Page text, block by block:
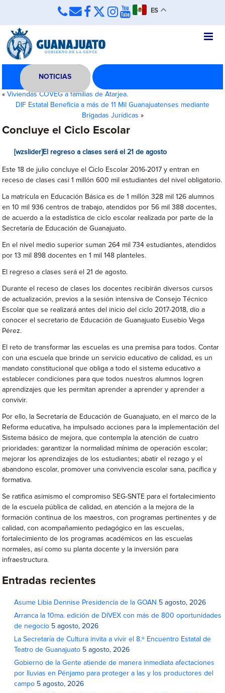
ES
NOTICIAS
«Viviendas COVEG a familias de Atarjea.
DIF Estatal Beneficia a más de 11 Mil Guanajuatenses mediante
Brigadas Jurídicas »
Concluye el Ciclo Escolar
[wzslider]El regreso a clases será el 21 de agosto
Este 18 de julio concluye el Ciclo Escolar 2016-2017 y entran en
receso de clases casi 1 millón 600 mil estudiantes del nivel obligatorio.
La matrícula en Educación Básica es de 1 millón 328 mil 126 alumnos
en 10 mil 936 centros de trabajo, atendidos por 56 mil 388 docentes,
de acuerdo a la estadística de ciclo escolar realizada por parte de la
Secretaría de Educación de Guanajuato.
En el nivel medio superior suman 264 mil 734 estudiantes, atendidos
por 13 mil 898 docentes en 1 mil 148 planteles.
El regreso a clases será el 21 de agosto.
Durante el receso de clases los docentes recibirán diversos cursos
de actualización, previos a la sesión intensiva de Consejo Técnico
Escolar que se realizará antes del inicio del ciclo 2017-2018, dio a
conocer el secretario de Educación de Guanajuato Eusebio Vega
Pérez.
El reto de transformar las escuelas es una premisa para todos. Contar
con una escuela que brinde un servicio educativo de calidad, es un
mandato constitucional que obliga a todo el sistema educativo a
establecer condiciones para que todos nuestros alumnos logren
aprendizajes que les permitan aprender a aprender y aprender a
convivir.
Por ello, la Secretaría de Educación de Guanajuato, en el marco de la
Reforma educativa, ha impulsado acciones para la implementación del
Sistema básico de mejora, que contempla la atención de cuatro
prioridades: garantizar la normalidad mínima de operación escolar;
mejorar los aprendizajes de los estudiantes; abatir el rezago y el
abandono escolar, promover una convivencia escolar sana, pacífica y
formativa.
Se ratifica asimismo el compromiso SEG-SNTE para el fortalecimiento
de la escuela pública de calidad, en atención a la mejora de la
formación continua de los maestros, con programas pertinentes y de
calidad, con acompañamiento pedagógico en las escuelas,
fortalecimiento de los programas académicos en las escuelas
normales, así como su planta docente y la inversión para
infraestructura.
Entradas recientes
Asume Libia Dennise Presidencia de la GOAN 5 agosto, 2026
Arranca la 10ma. edición de DIVEX con más de 800 oportunidades
de negocio 5 agosto, 2026
La Secretaría de Cultura invita a vivir el 8.º Encuentro Estatal de
Teatro de Guanajuato 5 agosto, 2026
Gobierno de la Gente atiende de manera inmediata afectaciones
por lluvias en Pénjamo para proteger a las y los productores del
campo 5 agosto, 2026